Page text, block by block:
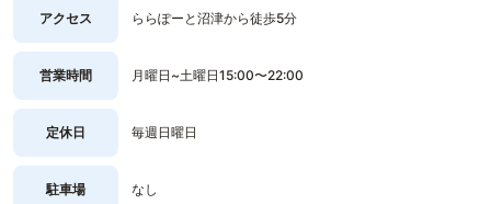
アクセス ららぽーと沼津から徒歩5分
営業時間 月曜日~土曜日15:00〜22:00
定休日 毎週日曜日
駐車場 なし